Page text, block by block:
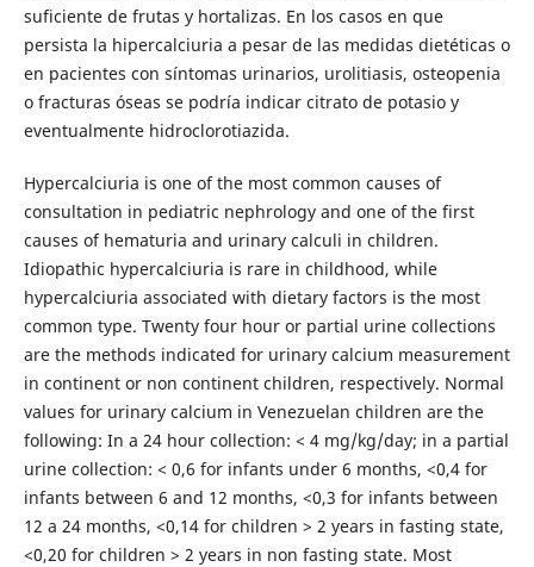
suficiente de frutas y hortalizas. En los casos en que
persista la hipercalciuria a pesar de las medidas dietéticas o
en pacientes con síntomas urinarios, urolitiasis, osteopenia
o fracturas óseas se podría indicar citrato de potasio y
eventualmente hidroclorotiazida.
Hypercalciuria is one of the most common causes of
consultation in pediatric nephrology and one of the first
causes of hematuria and urinary calculi in children.
Idiopathic hypercalciuria is rare in childhood, while
hypercalciuria associated with dietary factors is the most
common type. Twenty four hour or partial urine collections
are the methods indicated for urinary calcium measurement
in continent or non continent children, respectively. Normal
values for urinary calcium in Venezuelan children are the
following: In a 24 hour collection: < 4 mg/kg/day; in a partial
urine collection: < 0,6 for infants under 6 months, <0,4 for
infants between 6 and 12 months, <0,3 for infants between
12 a 24 months, <0,14 for children > 2 years in fasting state,
<0,20 for children > 2 years in non fasting state. Most